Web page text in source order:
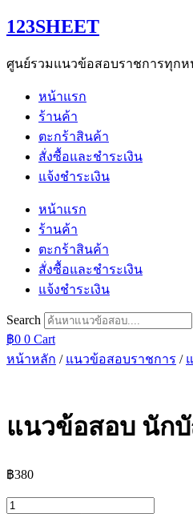
Skip
to
123SHEET
ศูนย์รวมแนวข้อสอบราชการทุกห
หน้าแรก
ร้านค้า
ตะกร้าสินค้า
สั่งซื้อและชำระเงิน
แจ้งชำระเงิน
หน้าแรก
ร้านค้า
ตะกร้าสินค้า
สั่งซื้อและชำระเงิน
แจ้งชำระเงิน
Search
฿0 0 Cart
หน้าหลัก / แนวข้อสอบราชการ /
แนวข้อสอบ นักบั
฿380
จำนวน